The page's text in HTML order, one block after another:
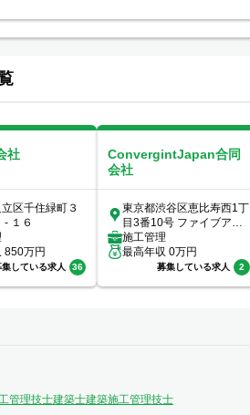
社
区千住緑町３
- １６
850万円
集している求人 36
ConvergintJapan合同
会社
東京都渋谷区恵比寿西1丁
目3番10号 ファイブアネ
ックス7階
施工管理
最高年収 0万円
募集している求人 2
管理技士建築士建築施工管理技士